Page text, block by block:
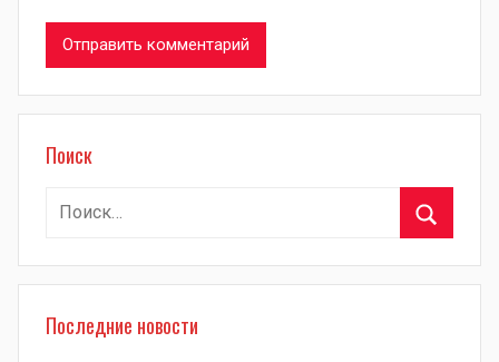
Поиск
Найти:
Последние новости